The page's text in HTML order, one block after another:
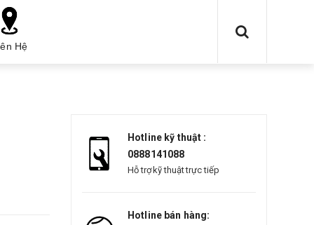
Hệ
Hotline kỹ thuật :
0888141088
Hỗ trợ kỹ thuật trực tiếp
Hotline bán hàng: